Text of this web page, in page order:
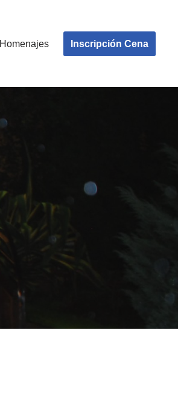
Homenajes Inscripción Cena